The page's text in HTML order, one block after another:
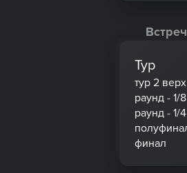
Тур
тур 2
раунд - 1/8
раунд - 1/4
финал